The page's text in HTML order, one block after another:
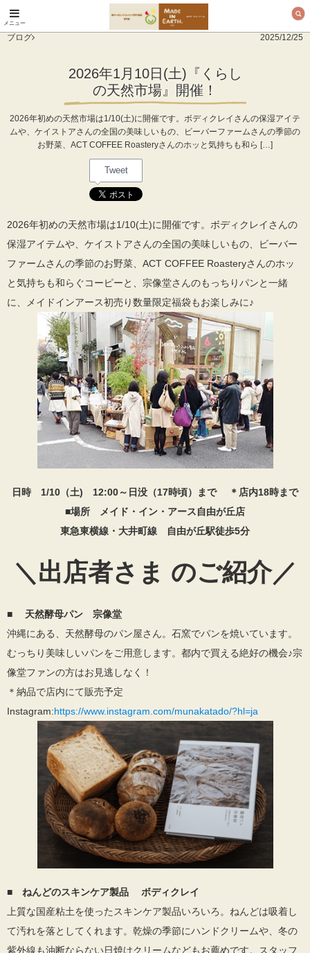
オーガニックコットン
メニュー
ブログ 2025/12/25
2026年1月10日(土)『くらし
の天然市場』開催！
2026年初めの天然市場は1/10(土)に開催です。ボディクレイさんの保湿アイテ
ムや、ケイストアさんの全国の美味しいもの、ビーバーファームさんの季節の
お野菜、ACT COFFEE Roasteryさんのホッと気持ちも和ら […]
Tweet
2026年初めの天然市場は1/10(土)に開催です。ボディクレイさんの
保湿アイテムや、ケイストアさんの全国の美味しいもの、ビーバー
ファームさんの季節のお野菜、ACT COFFEE Roasteryさんのホッ
と気持ちも和らぐコーピーと、宗像堂さんのもっちりパンと一緒
に、メイドインアース初売り数量限定福袋もお楽しみに♪
日時 1/10（土) 12:00～日没（17時頃）まで ＊店内18時まで
■場所 メイド・イン・アース自由が丘店
東急東横線・大井町線 自由が丘駅徒歩5分
＼出店者さま のご紹介／
■ 天然酵母パン
宗像堂
沖縄にある、天然酵母のパン屋さん。石窯でパンを焼いています。
むっちり美味しいパンをご用意します。都内で買える絶好の機会♪宗
像堂ファンの方はお見逃しなく！
＊納品で店内にて販売予定
Instagram:https://www.instagram.com/munakatado/?hl=ja
■ ねんどのスキンケア製品 ボディクレイ
上質な国産粘土を使ったスキンケア製品いろいろ。ねんどは吸着し
て汚れを落としてくれます。乾燥の季節にハンドクリームや、冬の
紫外線も油断ならない日焼けクリームなどもお薦めです。スタッフ